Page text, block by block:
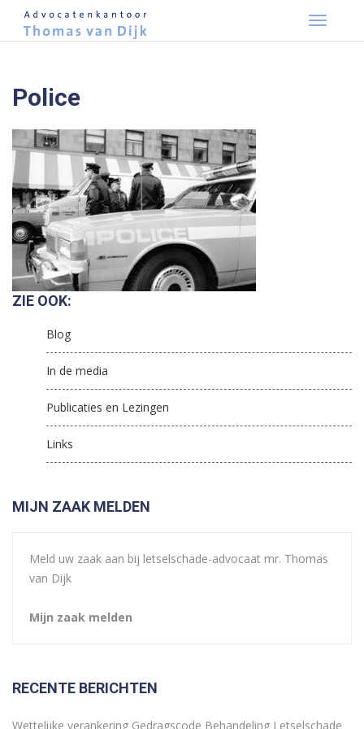
Police
ZIE OOK:
Blog
In de media
Publicaties en Lezingen
Links
MIJN ZAAK MELDEN
Meld uw zaak aan bij letselschade-advocaat mr. Thomas
van Dijk
Mijn zaak melden
RECENTE BERICHTEN
Wettelijke verankering Gedragscode Behandeling Letselschade